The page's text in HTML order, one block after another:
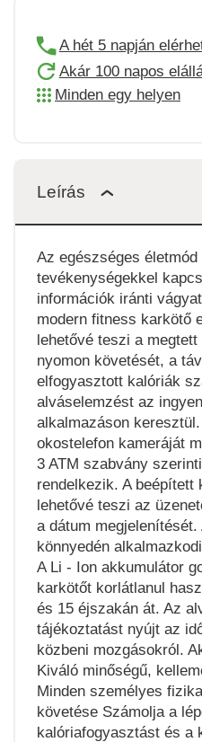
A hét 5 napján
Akár 100 napos
Minden egy helyen
Leírás
Az egészséges
tevékenységekkel
információk iránti
modern fitness karkötő
lehetővé teszi a
nyomon követését, a
elfogyasztott kalóriák
alváselemzést az
alkalmazáson
okostelefon kameráját
3 ATM szabvány
rendelkezik. A beépített
lehetővé teszi az
a dátum
könnyedén
A Li - Ion akkumulátor
karkötőt korlátlanul
és 15 éjszakán át. Az
tájékoztatást nyújt az
közbeni mozgásokról.
Kiváló minőségű,
Minden személyes
követése Számolja a
kalóriafogyasztást és a